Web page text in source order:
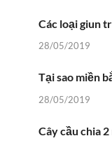
Các loại giun
28/05/2019
Tại sao miền
28/05/2019
Cây cầu chia